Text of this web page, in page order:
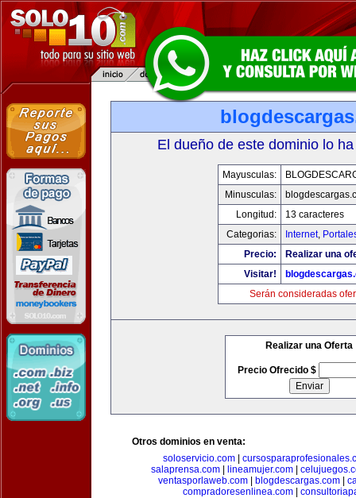
El dueño de este dominio lo
Mayusculas:
Minusculas:
Longitud:
13 caracteres
Categorias:
Internet,
Precio:
Realizar una
Visitar!
Serán consideradas
Realizar una Oferta
Precio Ofrecido $
Otros dominios en venta:
soloservicio.com|
salaprensa.com| lineamujer.com|
ventasporlaweb.com| blogdescargas.com|
compradoresenlinea.com|